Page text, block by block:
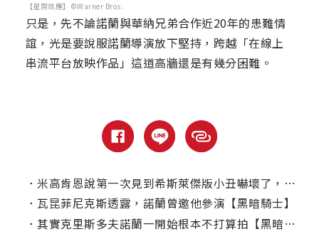
【星際效應】©Warner Bros.
只是，先不論諾蘭與華納兄弟合作近20年的患難情
誼，光是要說服諾蘭導演放下堅持，跨越「在線上
串流平台放映作品」這道高牆還是有幾分困難。
． 米高肯恩說第一次見到希斯萊傑版小丑嚇壞了，稱他是一名偉大的演員
． 瓦昆菲尼克斯透露，諾蘭曾邀他參演【黑暗騎士】
． 其實克里斯多夫諾蘭一開始根本不打算拍【黑暗騎士】？